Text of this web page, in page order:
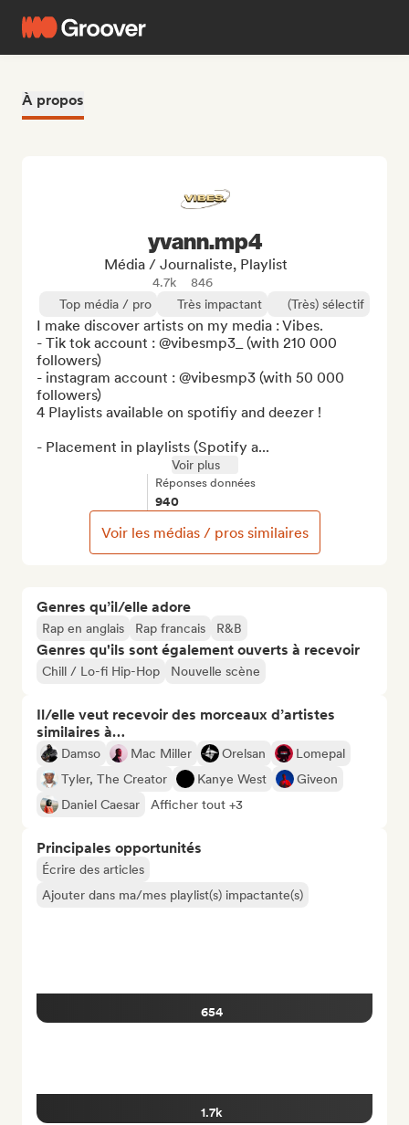
À propos
Genres qu’il/elle adore
Rap en anglais Rap francais R&B
Genres qu'ils sont également ouverts à recevoir
Chill / Lo-fi Hip-Hop Nouvelle scène
Il/elle veut recevoir des morceaux d’artistes
similaires à…
Damso Mac Miller Orelsan
Lomepal
Tyler, The Creator
Kanye West
Giveon
Daniel Caesar
Afficher tout +3
Principales opportunités
Écrire des articles
Ajouter dans ma/mes playlist(s) impactante(s)
654
1.7k
yvann.mp4
Média / Journaliste, Playlist
4.7k
846
Top média / pro
Très impactant (Très) sélectif
I make discover artists on my media : Vibes.
- Tik tok account : @vibesmp3_ (with 210 000
followers)
- instagram account : @vibesmp3 (with 50 000
followers)
4 Playlists available on spotifiy and deezer !
- Placement in playlists (Spotify a...
Voir plus
Réponses données
940
Voir les médias / pros similaires